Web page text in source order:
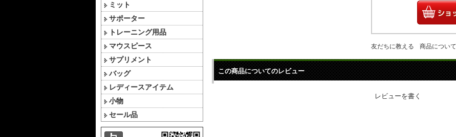
ミット
サポーター
トレーニング用品
マウスピース
サプリメント
バッグ
レディースアイテム
小物
セール品
友だちに教える 商品につい
この商品についてのレビュー
レビューを書く